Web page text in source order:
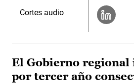
Cortes audio
El Gobierno regional
por tercer año